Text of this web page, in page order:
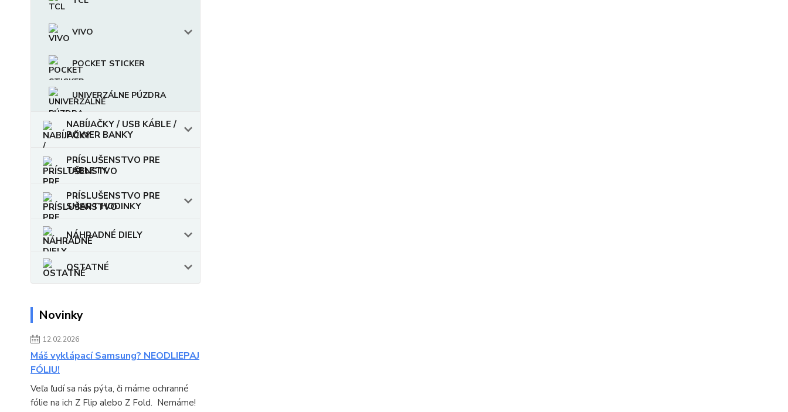
VIVO
POCKET STICKER
UNIVERZÁLNE PÚZDRA
NABÍJAČKY / USB KÁBLE /
POWER BANKY
PRÍSLUŠENSTVO PRE
TABLETY
PRÍSLUŠENSTVO PRE
SMART HODINKY
NÁHRADNÉ DIELY
OSTATNÉ
Novinky
12.02.2026
Máš vyklápací Samsung? NEODLIEPAJ
FÓLIU!
Veľa ľudí sa nás pýta, či máme ochranné
fólie na ich Z Flip alebo Z Fold. Nemáme!